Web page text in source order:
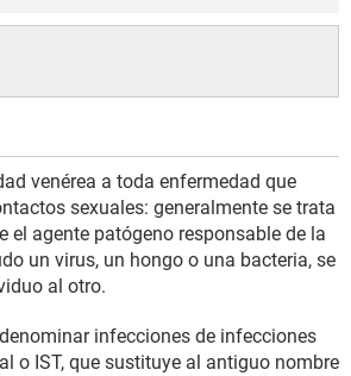
venérea a toda enfermedad que
sexuales: generalmente se trata
el agente patógeno responsable de la
un virus, un hongo o una bacteria, se
al otro.
infecciones de infecciones
o IST, que sustituye al antiguo nombre